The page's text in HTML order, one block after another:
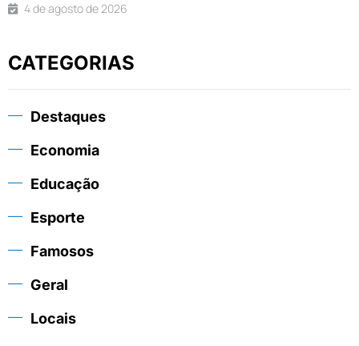
4 de agosto de 2026
CATEGORIAS
Destaques
Economia
Educação
Esporte
Famosos
Geral
Locais